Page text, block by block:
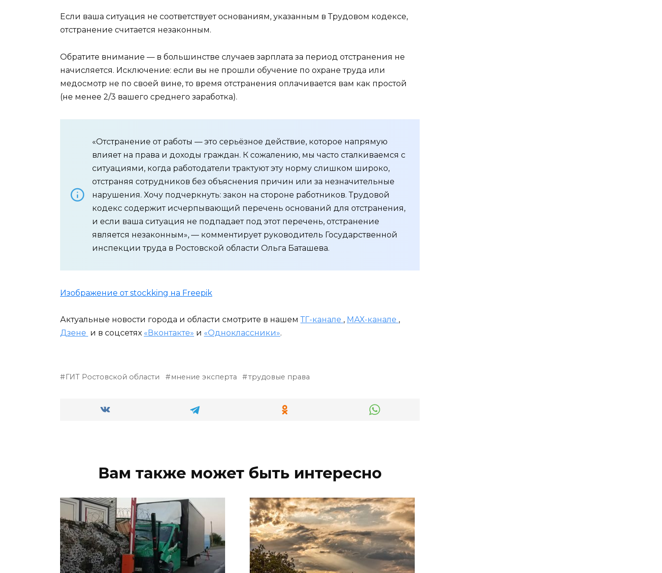
Если ваша ситуация не соответствует основаниям, указанным в Трудовом кодексе,
отстранение считается незаконным.
Обратите внимание — в большинстве случаев зарплата за период отстранения не
начисляется. Исключение: если вы не прошли обучение по охране труда или
медосмотр не по своей вине, то время отстранения оплачивается вам как простой
(не менее 2/3 вашего среднего заработка).
«Отстранение от работы — это серьёзное действие, которое напрямую
влияет на права и доходы граждан. К сожалению, мы часто сталкиваемся с
ситуациями, когда работодатели трактуют эту норму слишком широко,
отстраняя сотрудников без объяснения причин или за незначительные
нарушения. Хочу подчеркнуть: закон на стороне работников. Трудовой
кодекс содержит исчерпывающий перечень оснований для отстранения,
и если ваша ситуация не подпадает под этот перечень, отстранение
является незаконным», — комментирует руководитель Государственной
инспекции труда в Ростовской области Ольга Баташева.
Изображение от stockking на Freepik
Актуальные новости города и области смотрите в нашем ТГ-канале , МАХ-канале ,
Дзене и в соцсетях «Вконтакте» и «Одноклассники».
ГИТ Ростовской области мнение эксперта трудовые права
Вам также может быть интересно